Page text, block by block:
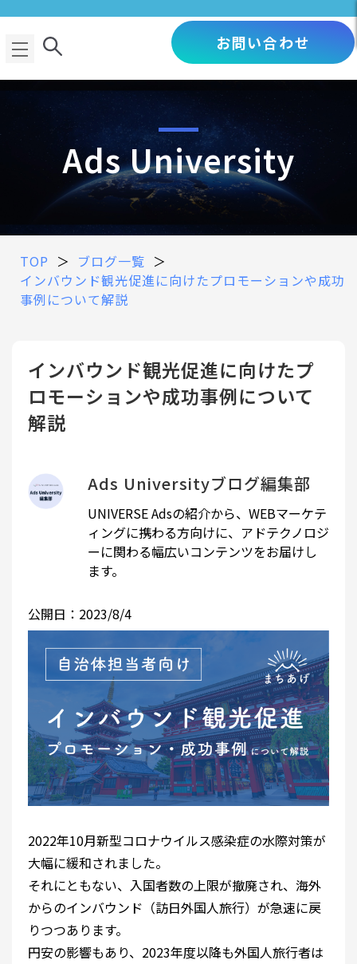
お問い合わせ
Ads University
TOP ＞ ブログ一覧 ＞
インバウンド観光促進に向けたプロモーションや成功
事例について解説
インバウンド観光促進に向けたプ
ロモーションや成功事例について
解説
Ads Universityブログ編集部
UNIVERSE Adsの紹介から、WEBマーケテ
ィングに携わる方向けに、アドテクノロジ
ーに関わる幅広いコンテンツをお届けし
ます。
公開日：2023/8/4
2022年10月新型コロナウイルス感染症の水際対策が
大幅に緩和されました。
それにともない、入国者数の上限が撤廃され、海外
からのインバウンド（訪日外国人旅行）が急速に戻
りつつあります。
円安の影響もあり、2023年度以降も外国人旅行者は